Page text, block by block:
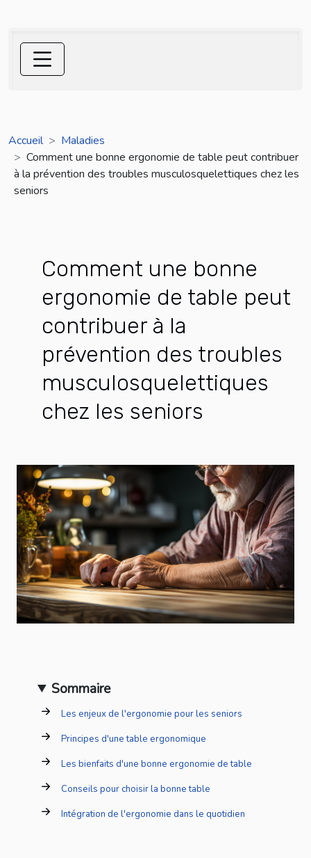
Accueil
Maladies
Comment une bonne ergonomie de table peut contribuer
à la prévention des troubles musculosquelettiques chez les
seniors
Comment une bonne
ergonomie de table peut
contribuer à la
prévention des troubles
musculosquelettiques
chez les seniors
Sommaire
Les enjeux de l'ergonomie pour les seniors
Principes d'une table ergonomique
Les bienfaits d'une bonne ergonomie de table
Conseils pour choisir la bonne table
Intégration de l'ergonomie dans le quotidien